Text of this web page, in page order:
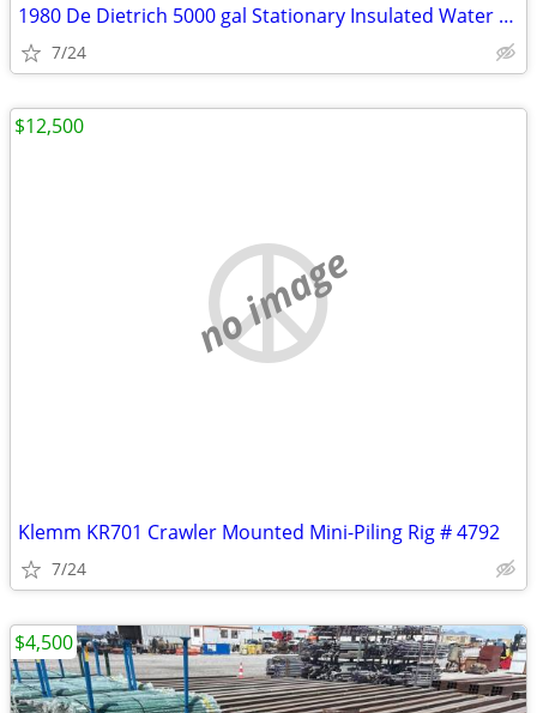
1980 De Dietrich 5000 gal Stationary Insulated Water Tank # 4760
7/24
no image
Klemm KR701 Crawler Mounted Mini-Piling Rig # 4792
7/24
$12,500
$4,500